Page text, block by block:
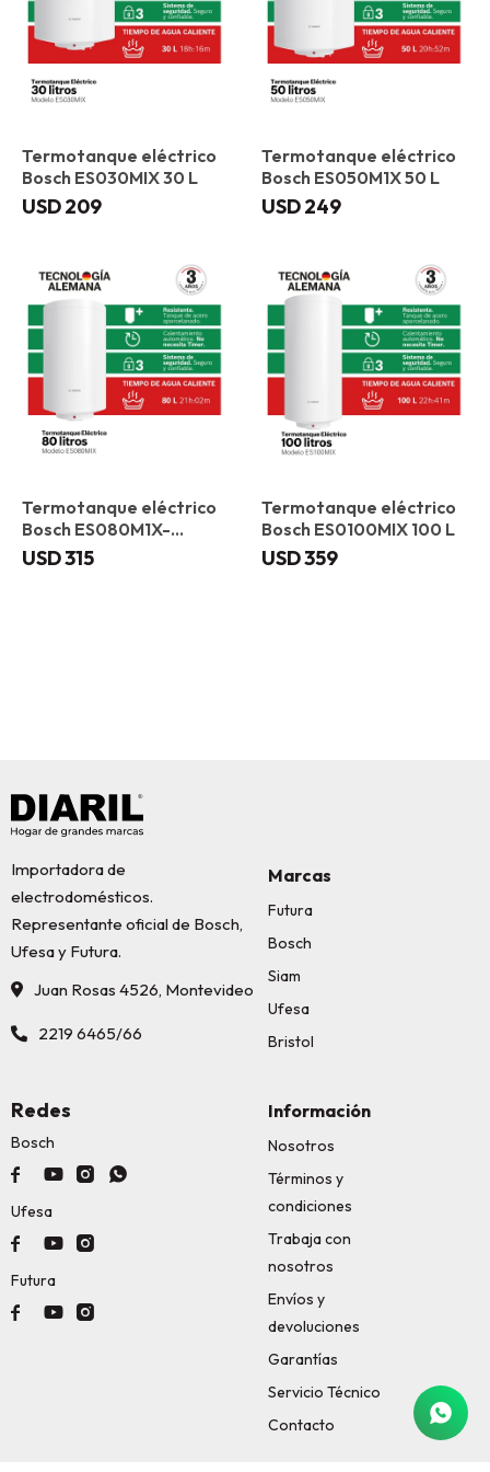
Termotanque eléctrico
Bosch ES030MIX 30 L
USD209
Termotanque eléctrico
Bosch ES050M1X 50 L
USD249
Termotanque eléctrico
Bosch ES080M1X-
KNWVB 80 L
USD315
Termotanque eléctrico
Bosch ES0100MIX 100 L
USD359
Importadora de
electrodomésticos.
Representante oficial de Bosch,
Ufesa y Futura.
Juan Rosas 4526, Montevideo
2219 6465/66
Marcas
Futura
Bosch
Siam
Ufesa
Bristol
Información
Nosotros
Términos y
condiciones
Trabaja con
nosotros
Envíos y
devoluciones
Garantías
Servicio Técnico
Contacto
Redes
Bosch
   
Ufesa
  
Futura
  